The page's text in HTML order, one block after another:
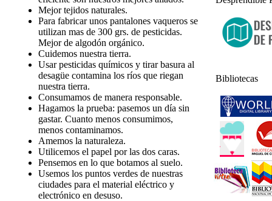
Mejor tejidos naturales.
Para fabricar unos pantalones vaqueros se
utilizan mas de 300 grs. de pesticidas.
Mejor de algodón orgánico.
Cuidemos nuestra tierra.
Usar pesticidas químicos y tirar basura al
desagüe contamina los ríos que riegan
nuestra tierra.
Consumamos de manera responsable.
Hagamos la prueba: pasemos un día sin
gastar. Cuanto menos consumimos,
menos contaminamos.
Amemos la naturaleza.
Utilicemos el papel por las dos caras.
Pensemos en lo que botamos al suelo.
Usemos los puntos verdes de nuestras
ciudades para el material eléctrico y
electrónico en desuso.
Bibliotecas